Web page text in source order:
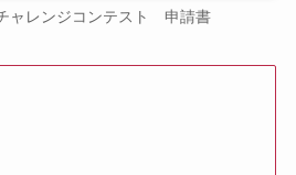
ャレンジコンテスト 申請書